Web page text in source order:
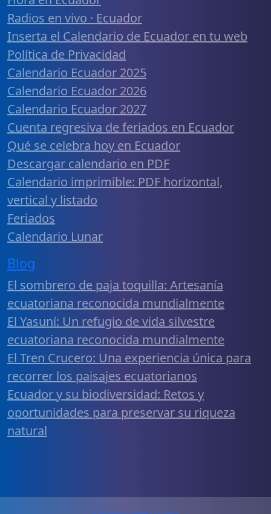
Radios en vivo · Ecuador
Inserta el Calendario de Ecuador en tu web
Política de Privacidad
Calendario Ecuador 2025
Calendario Ecuador 2026
Calendario Ecuador 2027
Cuenta regresiva de feriados en Ecuador
Qué se celebra hoy en Ecuador
Descargar calendario en PDF
Calendario imprimible: PDF horizontal,
vertical y listado
Feriados
Calendario Lunar
Blog
El sombrero de paja toquilla: Artesanía
ecuatoriana reconocida mundialmente
El Yasuní: Un refugio de vida silvestre
ecuatoriana reconocida mundialmente
El Tren Crucero: Una experiencia única para
recorrer los paisajes ecuatorianos
Ecuador y su biodiversidad: Retos y
oportunidades para preservar su riqueza
natural